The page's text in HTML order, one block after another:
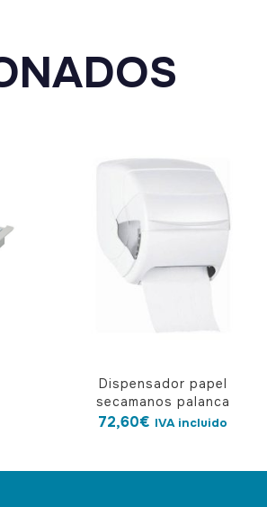
Dispensador papel
secamanos palanca
72,60€ IVA incluido